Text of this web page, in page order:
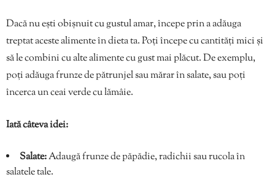
Dacă nu ești obișnuit cu gustul amar, începe prin a adăuga
treptat aceste alimente în dieta ta. Poți începe cu cantități mici și
să le combini cu alte alimente cu gust mai plăcut. De exemplu,
poți adăuga frunze de pătrunjel sau mărar în salate, sau poți
încerca un ceai verde cu lămâie.
Iată câteva idei:
Salate:Adaugă frunze de păpădie, radichii sau rucola în
salatele tale.